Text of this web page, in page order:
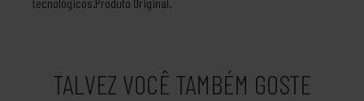
TALVEZ VOCÊ TAMBÉM GOSTE